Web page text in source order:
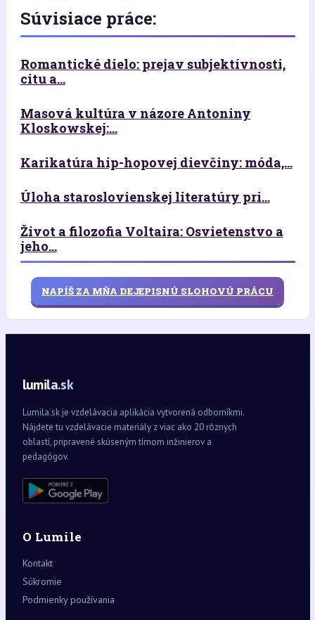
Súvisiace práce:
Romantické dielo: prejav subjektívnosti,
citu a...
Masová kultúra v názore Antoniny
Kloskowskej:...
Karikatúra hip-hopovej dievčiny: móda,...
Úloha staroslovienskej literatúry pri...
Život a filozofia Voltaira: Osvietenstvo a
jeho...
NAPÍŠ ZA MŇA DEJEPISNÚ SLOHOVÚ PRÁCU
lumila.sk
Lumila.sk je vzdelávacia aplikácia vytvorená odborníkmi.
Nájdete tu vzdelávacie materiály z viac ako 20 rôznych
oblastí, pripravené skúseným tímom inžinierov a
pedagógov.
O Lumile
Kontakt
Súkromie
Podmienky používania